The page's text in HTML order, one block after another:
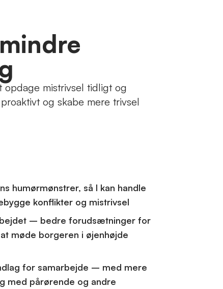
mistrivsel tidligt og
og skabe mere trivsel
humørmønstrer, så I kan handle
konflikter og mistrivsel
– bedre forudsætninger for
møde borgeren i øjenhøjde
for samarbejde – med mere
med pårørende og andre